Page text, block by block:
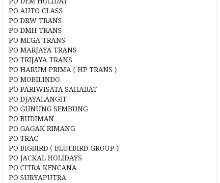
PO AUTO CLASS
PO DRW TRANS
PO DMH TRANS
PO MEGA TRANS
PO MARJAYA TRANS
PO TRIJAYA TRANS
PO HARUM PRIMA ( HP TRANS )
PO MOBILINDO
PO PARIWISATA SAHABAT
PO DJAYALANGIT
PO GUNUNG SEMBUNG
PO BUDIMAN
PO GAGAK RIMANG
PO TRAC
PO BIGBIRD ( BLUEBIRD GROUP )
PO JACKAL HOLIDAYS
PO CITRA KENCANA
PO SURYAPUTRA